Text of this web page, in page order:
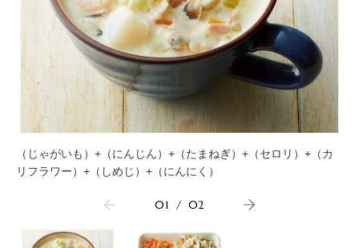
（じゃがいも）+（にんじん）+（たまねぎ）+（セロリ）+（カ
リフラワー）+（しめじ）+（にんにく）
01 / 02